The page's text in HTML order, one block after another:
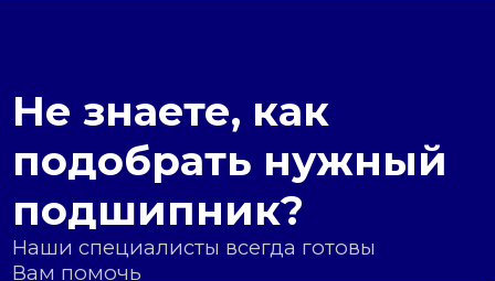
Не знаете, как
подобрать нужный
подшипник?
Наши специалисты всегда готовы
Вам помочь